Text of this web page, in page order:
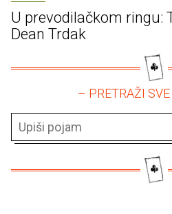
U prevodilačkom ringu:
Dean Trdak
– PRETRAŽI